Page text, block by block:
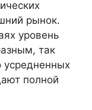
рынок.
уровень
так
усредненных
полной